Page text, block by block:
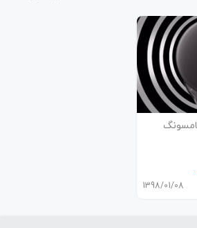
1398/01/08